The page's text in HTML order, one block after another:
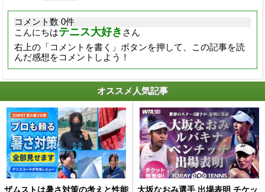
コメント数 0件
こんにちはテニス大好き さん
右上の「コメントを書く」ボタンを押して、この記事を読
んだ感想をコメントしよう！
オススメ人気記事
ザムストは暑さ対策の考えと性能
大坂なおみ選手 出場表明 チケッ